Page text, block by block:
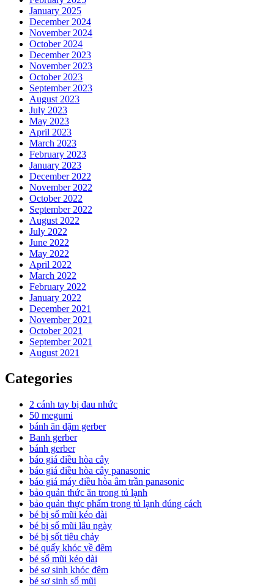
January 2025
December 2024
November 2024
October 2024
December 2023
November 2023
October 2023
September 2023
August 2023
July 2023
May 2023
April 2023
March 2023
February 2023
January 2023
December 2022
November 2022
October 2022
September 2022
August 2022
July 2022
June 2022
May 2022
April 2022
March 2022
February 2022
January 2022
December 2021
November 2021
October 2021
September 2021
August 2021
Categories
2 cánh tay bị đau nhức
50 megumi
bánh ăn dặm gerber
Banh gerber
bánh gerber
báo giá điều hòa cây
báo giá điều hòa cây panasonic
báo giá máy điều hòa âm trần panasonic
bảo quản thức ăn trong tủ lạnh
bảo quản thực phẩm trong tủ lạnh đúng cách
bé bị sổ mũi kéo dài
bé bị sổ mũi lâu ngày
bé bị sốt tiêu chảy
bé quấy khóc về đêm
bé sổ mũi kéo dài
bé sơ sinh khóc đêm
bé sơ sinh sổ mũi